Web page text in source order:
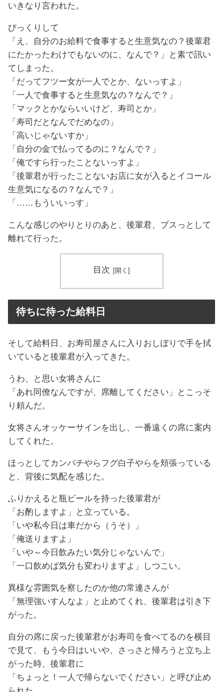
いきなり言われた。
びっくりして
「え、自分のお給料で食事すると生意気なの？後輩君
にたかったわけでもないのに、なんで？」と素で訊い
てしまった。
「だってフツー女が一人でとか、ないっすよ」
「一人で食事すると生意気なの？なんで？」
「マックとかならいいけど、寿司とか」
「寿司だとなんでだめなの」
「高いじゃないすか」
「自分の金で払ってるのに？なんで？」
「俺ですら行ったことないっすよ」
「後輩君が行ったことないお店に女が入るとイコール
生意気になるの？なんで？」
「……もういいっす」
こんな感じのやりとりのあと、後輩君、ブスっとして
離れて行った。
目次
待ちに待った給料日
そして給料日、お寿司屋さんに入りおしぼりで手を拭
いていると後輩君が入ってきた。
うわ、と思い女将さんに
「あれ同僚なんですが、席離してください」とこっそ
り頼んだ。
女将さんオッケーサインを出し、一番遠くの席に案内
してくれた。
ほっとしてカンパチやらフグ白子やらを頬張っている
と、背後に気配を感じた。
ふりかえると瓶ビールを持った後輩君が
「お酌しますよ」と立っている。
「いや私今日は車だから（うそ）」
「俺送りますよ」
「いや～今日飲みたい気分じゃないんで」
「一口飲めば気分も変わりますよ」しつこい。
異様な雰囲気を察したのか他の常連さんが
「無理強いすんなよ」と止めてくれ、後輩君は引き下
がった。
自分の席に戻った後輩君がお寿司を食べてるのを横目
で見て、もう今日はいいや、さっさと帰ろうと立ち上
がった時、後輩君に
「ちょっと！一人で帰らないでください」と呼び止め